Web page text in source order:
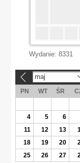
Wydanie: 8331
maj
PN WT ŚR
4
5 6
11
12 13
18
19 20
25
26 27